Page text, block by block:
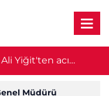
Yiğit'ten acı
Müdürü